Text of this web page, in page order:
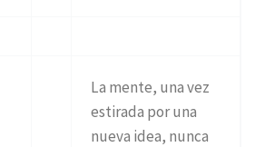
La mente, una vez
estirada por una
nueva idea, nunca